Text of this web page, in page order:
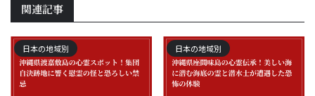
関連記事
日本の地域別 日本の地域別